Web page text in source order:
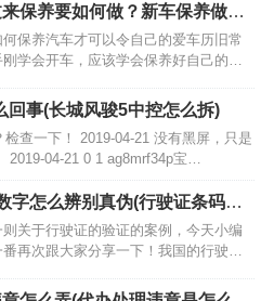
保养要如何做？新车保养做好
了
保养汽车才可以令自己的爱车历旧常
学会开车，应该学会保养好自己的爱
候就遇到了不少问题，现在小编根据
车经验分享一下具体保养方法。…
回事(长城风骏5中控怎么拆)
查一下！ 2019-04-21 没有黑屏，只是
2019-04-21 0 1 ag8mrf34p宝…
字怎么辨别真伪(行驶证条码扫
关于行驶证的验证的案例，今天小编
再次跟大家分享一下！我国的行驶证
制作、材质等不统一，导致各地行驶